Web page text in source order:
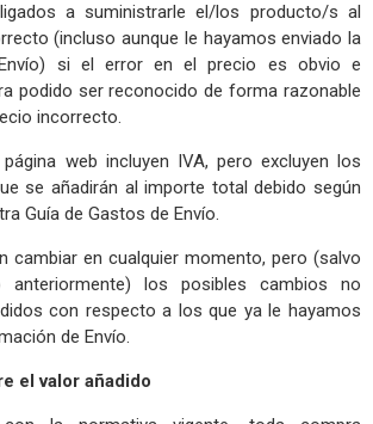
a suministrarle el/los producto/s al
(incluso aunque le hayamos enviado la
si el error en el precio es obvio e
podido ser reconocido de forma razonable
incorrecto.
web incluyen IVA, pero excluyen los
se añadirán al importe total debido según
Guía de Gastos de Envío.
cambiar en cualquier momento, pero (salvo
anteriormente) los posibles cambios no
con respecto a los que ya le hayamos
de Envío.
el valor añadido